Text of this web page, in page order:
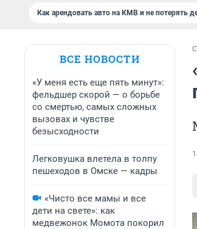
Как арендовать авто на КМВ и не потерять
ВСЕ НОВОСТИ
«У меня есть еще пять минут»:
фельдшер скорой — о борьбе
со смертью, самых сложных
вызовах и чувстве
безысходности
Легковушка влетела в толпу
пешеходов в Омске — кадры
«Чисто все мамы и все
дети на свете»: как
медвежонок Момота покорил